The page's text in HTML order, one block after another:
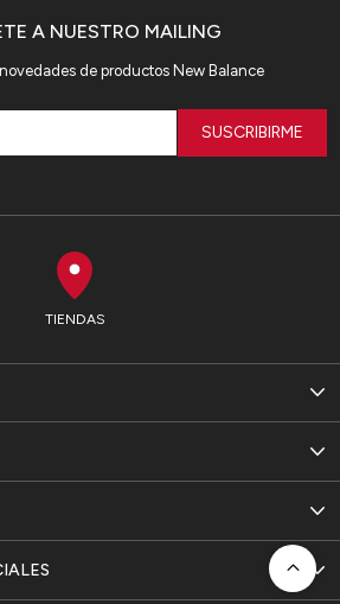
TIENDAS
A NUESTRO MAILING
de productos New Balance
SUSCRIBIRME